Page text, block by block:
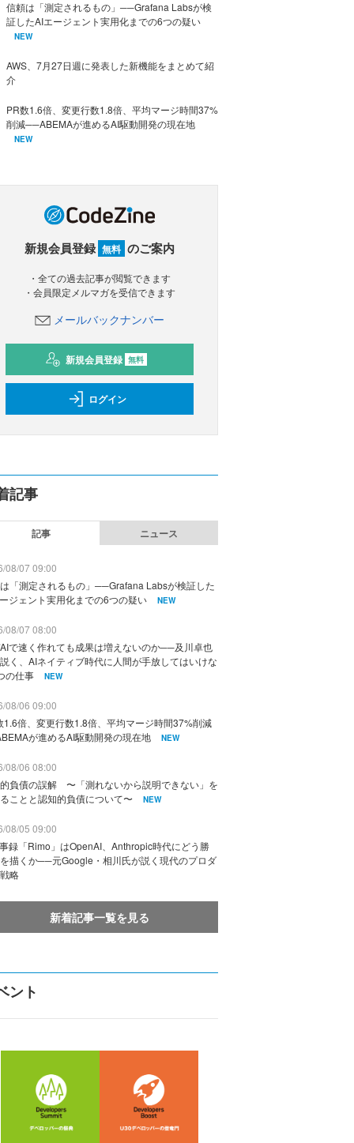
信頼は「測定されるもの」──Grafana Labsが検
証したAIエージェント実用化までの6つの疑い
NEW
AWS、7月27日週に発表した新機能をまとめて紹
介
PR数1.6倍、変更行数1.8倍、平均マージ時間37%
削減──ABEMAが進めるAI駆動開発の現在地
NEW
新規会員登録 無料 のご案内
・全ての過去記事が閲覧できます
・会員限定メルマガを受信できます
メールバックナンバー
新規会員登録 無料
ログイン
記事
記事 ニュース
08/07 09:00
「測定されるもの」──Grafana Labsが検証した
ジェント実用化までの6つの疑い
NEW
08/07 08:00
で速く作れても成果は増えないのか──及川卓也
く、AIネイティブ時代に人間が手放してはいけな
の仕事
NEW
08/06 09:00
1.6倍、変更行数1.8倍、平均マージ時間37%削減
が進めるAI駆動開発の現在地
NEW
08/06 08:00
負債の誤解 〜「測れないから説明できない」を
ことと認知的負債について〜
NEW
08/05 09:00
録「Rimo」はOpenAI、Anthropic時代にどう勝
描くか──元Google・相川氏が説く現代のプロダ
略
新着記事一覧を見る
ント